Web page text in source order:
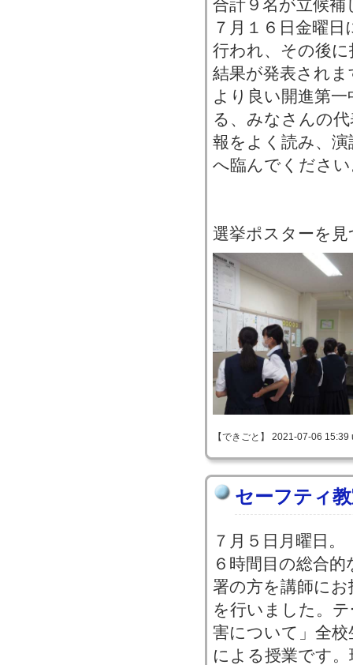
合計９名が立候
７月１６日金曜
行われ、その後
結果が発表されま
より良い開進第
る、みなさんの
報をよく読み、
へ臨んでくださ
選挙ポスターを
【できごと】 2021-07-06
セーフティ
７月５日月曜日。
６時間目の総合
署の方を講師に
を行いました。
害について」全校
による授業です